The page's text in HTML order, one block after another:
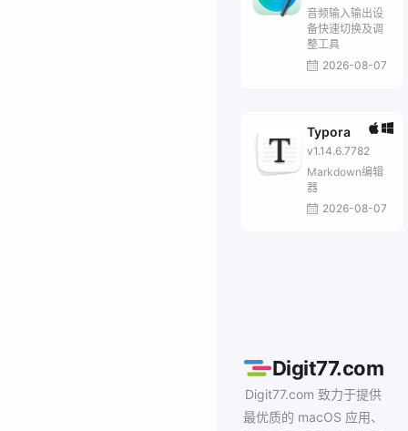
音频输入输出设
备快速切换及调
整工具
2026-08-07
Typora
v1.14.6.7782
Markdown编辑
器
2026-08-07
Digit77.com
Digit77.com 致力于提供
最优质的 macOS 应用、